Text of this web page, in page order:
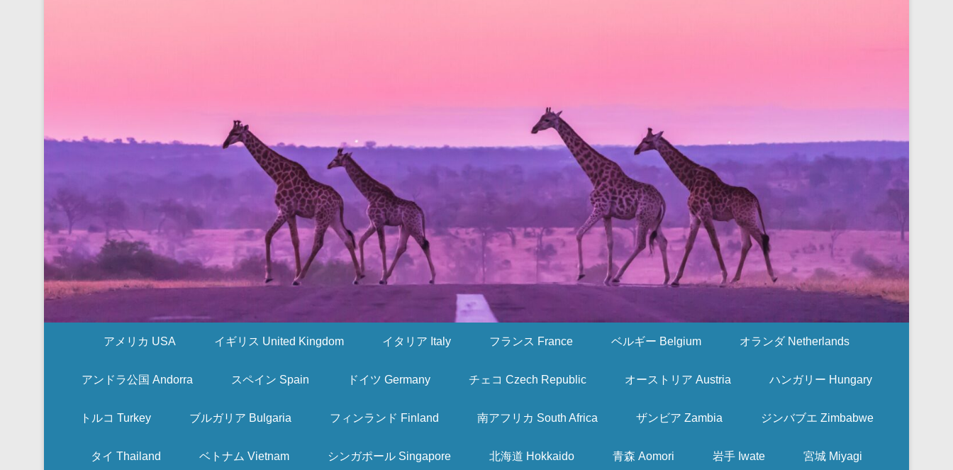
アメリカ USA イギリス United Kingdom イタリア Italy フランス France ベルギー Belgium オランダ Netherlands
アンドラ公国 Andorra スペイン Spain ドイツ Germany チェコ Czech Republic オーストリア Austria ハンガリー Hungary
トルコ Turkey ブルガリア Bulgaria フィンランド Finland 南アフリカ South Africa ザンビア Zambia ジンバブエ Zimbabwe
タイ Thailand ベトナム Vietnam シンガポール Singapore 北海道 Hokkaido 青森 Aomori 岩手 Iwate 宮城 Miyagi